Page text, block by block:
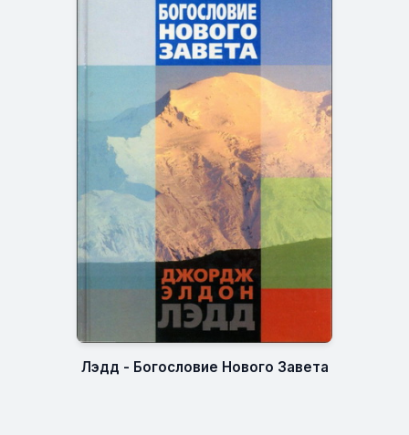
Лэдд - Богословие Нового Завета